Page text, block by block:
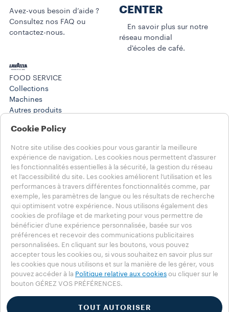
Avez-vous besoin d’aide ?
Consultez nos FAQ ou
contactez-nous.
CENTER
En savoir plus sur notre
réseau mondial
d'écoles de café.
FOOD SERVICE
Collections
Machines​
Autres produits
Histoires
WORK SOLUTIONS
Produits
Histoires
AIDE
FAQ
Contactez-nous
Informations légales
Conditions d’utilisation
Choisissez votre pays
FRANCE
FRANCE
AUTRES PAYS
Vie privée
Politique en matière de cookies
Cookie Policy
Notre site utilise des cookies pour vous garantir la meilleure
expérience de navigation. Les cookies nous permettent d’assurer
les fonctionnalités essentielles à la sécurité, la gestion du réseau
et l’accessibilité du site. Les cookies améliorent l’utilisation et les
performances à travers différentes fonctionnalités comme, par
exemple, les paramètres de langue ou les résultats de recherche
qui optimisent votre expérience. Nous utilisons également des
cookies de profilage et de marketing pour vous permettre de
bénéficier d’une expérience personnalisée, basée sur vos
préférences et recevoir des communications publicitaires
personnalisées. En cliquant sur les boutons, vous pouvez
accepter tous les cookies ou, si vous souhaitez en savoir plus sur
les cookies que nous utilisons et sur la manière de les gérer, vous
pouvez accéder à la Politique relative aux cookies ou cliquer sur le
bouton GÉREZ VOS PRÉFÉRENCES.
TOUT AUTORISER